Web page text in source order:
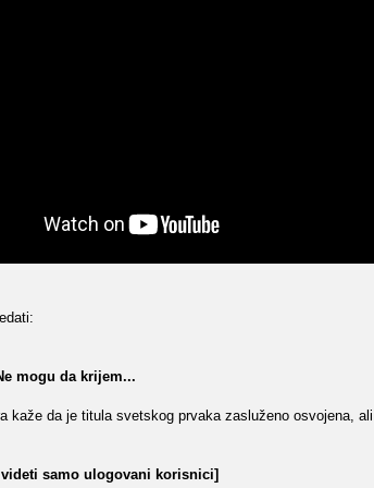
mogu da krijem...
kaže da je titula svetskog prvaka zasluženo osvojena,
samo ulogovani korisnici]